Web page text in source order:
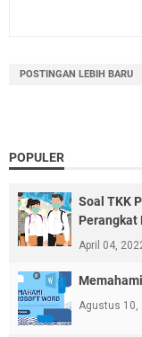
POSTINGAN LEBIH BARU
POPULER
Soal TKK
Perangkat
April 04,
Agustus 10,